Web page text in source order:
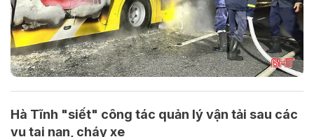
Hà Tĩnh "siết" công tác quản lý vận tải sau các
vụ tai nạn, cháy xe